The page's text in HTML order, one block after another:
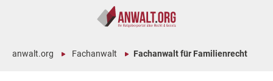
anwalt.org Fachanwalt Fachanwalt für Familienrecht